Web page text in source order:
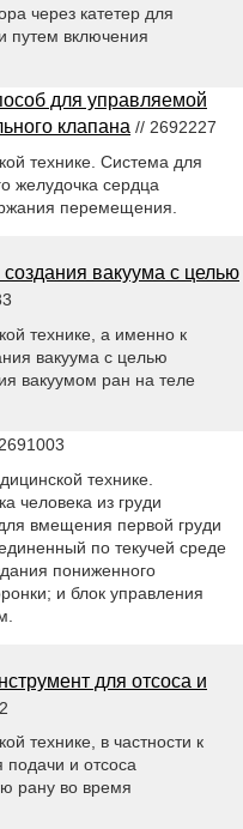
через катетер для
путем включения
для управляемой
клапана // 2692227
технике. Система для
желудочка сердца
перемещения.
создания вакуума с целью
технике, а именно к
вакуума с целью
вакуумом ран на теле
технике.
человека из груди
вмещения первой груди
по текучей среде
пониженного
и блок управления
для отсоса и
технике, в частности к
подачи и отсоса
рану во время